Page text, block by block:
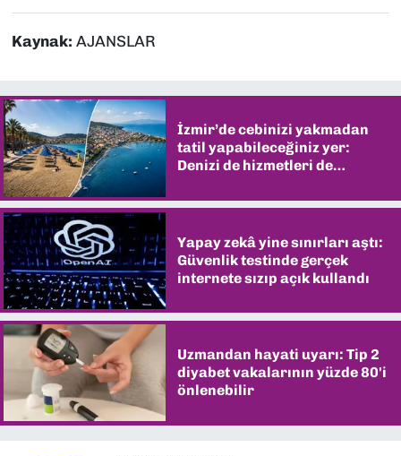
Kaynak: AJANSLAR
İzmir’de cebinizi yakmadan
tatil yapabileceğiniz yer:
Denizi de hizmetleri de
Yapay zekâ yine sınırları aştı:
Güvenlik testinde gerçek
internete sızıp açık kullandı
Uzmandan hayati uyarı: Tip 2
diyabet vakalarının yüzde 80'i
önlenebilir